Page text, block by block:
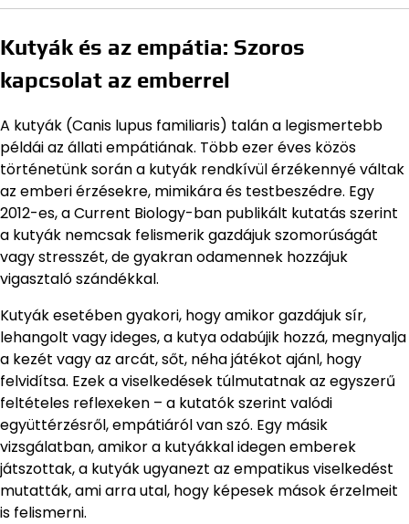
Kutyák és az empátia: Szoros
kapcsolat az emberrel
A kutyák (Canis lupus familiaris) talán a legismertebb
példái az állati empátiának. Több ezer éves közös
történetünk során a kutyák rendkívül érzékennyé váltak
az emberi érzésekre, mimikára és testbeszédre. Egy
2012-es, a Current Biology-ban publikált kutatás szerint
a kutyák nemcsak felismerik gazdájuk szomorúságát
vagy stresszét, de gyakran odamennek hozzájuk
vigasztaló szándékkal.
Kutyák esetében gyakori, hogy amikor gazdájuk sír,
lehangolt vagy ideges, a kutya odabújik hozzá, megnyalja
a kezét vagy az arcát, sőt, néha játékot ajánl, hogy
felvidítsa. Ezek a viselkedések túlmutatnak az egyszerű
feltételes reflexeken – a kutatók szerint valódi
együttérzésről, empátiáról van szó. Egy másik
vizsgálatban, amikor a kutyákkal idegen emberek
játszottak, a kutyák ugyanezt az empatikus viselkedést
mutatták, ami arra utal, hogy képesek mások érzelmeit
is felismerni.